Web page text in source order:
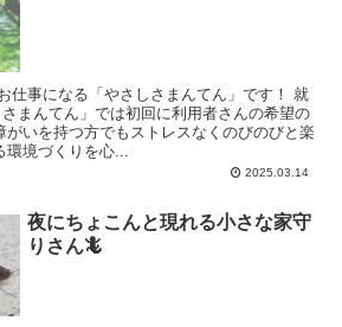
仕事になる「やさしさまんてん」です！ 就
まんてん」では初回に利用者さんの希望の
がいを持つ方でもストレスなくのびのびと楽
境づくりを心...
2025.03.14
夜にちょこんと現れる小さな家守
りさん🦎